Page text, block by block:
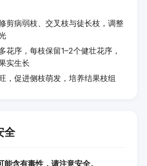
剪病弱枝、交叉枝与徒长枝，调整
花序，每枝保留1–2个健壮花序，
实生长
，促进侧枝萌发，培养结果枝组
全
含有毒性，请注意安全。